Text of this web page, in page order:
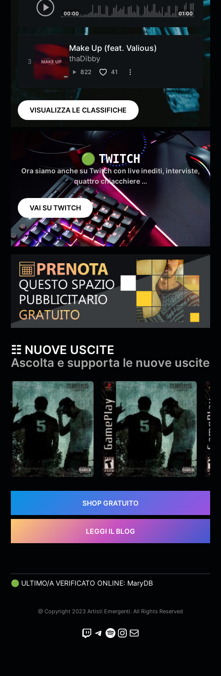
00:00 01:00
Make Up (feat. Valious)
thaDibby
822 41
VISUALIZZA LE CLASSIFICHE
🟢 TWITCH
Ora siamo anche su Twitch con live inediti, interviste,
quattro chiacchiere …
VAI SU TWITCH
☷ NUOVE USCITE
Ascolta e supporta le nuove uscite
YAMA & Diga –
gameplay
YAMA,Diga monroe
YAMA & Diga –
gameplay
YAMA,Diga monroe
SHOP GRATUITO
LEGGI IL BLOG
🟢 ULTIMO/A VERIFICATO ONLINE: MaryDB
@ Copyright 2023 Artisti Emergenti. All Rights Reserved
Twitch Telegram Spotify Instagram Email